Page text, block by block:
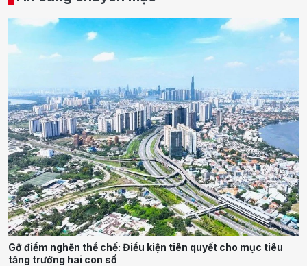
Gỡ điểm nghẽn thể chế: Điều kiện tiên quyết cho mục tiêu
tăng trưởng hai con số